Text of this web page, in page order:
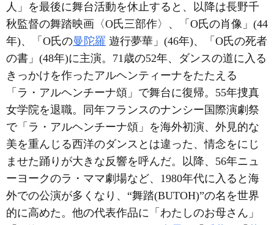
人」を最後に舞台活動を休止すると、以降は長野千
秋監督の舞踏映画〈O氏三部作〉、「O氏の肖像」(44
年)、「O氏の曼陀羅 遊行夢華」(46年)、「O氏の死者
の書」(48年)に主演。71歳の52年、ダンスの道に入る
きっかけを作ったアルヘンティーナをたたえる
「ラ・アルヘンチーナ頌」で舞台に復帰。55年捜真
女学院を退職。同年フランスのナンシー国際演劇祭
で「ラ・アルヘンチーナ頌」を海外初演、外見的な
美を重んじる西洋のダンスとは違った、情念をにじ
ませた踊りが大きな反響を呼んだ。以降、56年ニュ
ーヨークのラ・ママ劇場など、1980年代に入ると海
外での公演が多くなり、“舞踏(BUTOH)”の名を世界
的に高めた。他の代表作品に「わたしのお母さん」